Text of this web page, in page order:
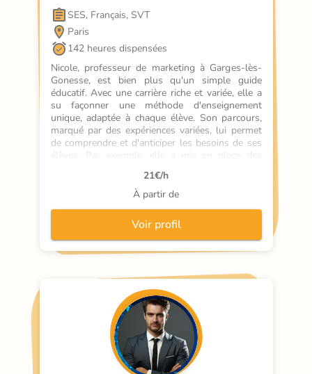
SES, Français, SVT
Paris
142 heures dispensées
Nicole, professeur de marketing à Garges-lès-
Gonesse, est bien plus qu'un simple guide
éducatif. Avec une carrière riche et variée, elle a
su façonner une méthode d'enseignement
unique, adaptée à chaque élève. Son parcours,
marqué par des expériences variées, lui permet
de comprendre et d'anticiper les besoins de ses
élèves. Par exemple, elle a mis en place des
projets innovants, comme des visites
d'entreprises ou des échanges avec des victimes
des attentats terroristes, pour rendre ses cours
transmettre des connaissances, elle accompagne
ses élèves dans leur parcours éducatif, les
aidant à surmonter leurs difficultés et à
21€/h
À partir de
Voir profil